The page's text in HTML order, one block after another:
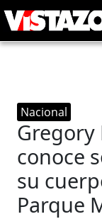
Nacional
Gregory
conoce
su
Parque